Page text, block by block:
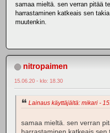
samaa mieltä. sen verran pitää
harrastaminen katkeais sen
muutenkin.
nitropaimen
15.06.20 - klo: 18.30
Lainaus käyttäjältä: mikari -
samaa mieltä. sen verran